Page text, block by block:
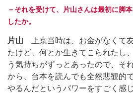
－それを受けて、片山さんは最初に脚
したか。
片山 上京当時は、お金がなくて
たけど、何とか生きてこられたし
う気持ちがずっとあったので、そ
から、台本を読んでも全然悲観的
やるんだというパワーをすごく感